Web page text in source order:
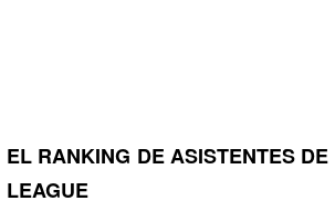
EL RANKING DE ASISTENTES
LEAGUE